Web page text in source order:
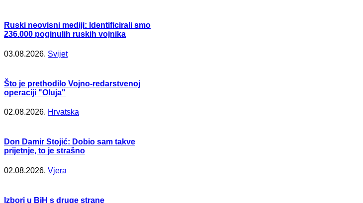
Ruski neovisni mediji: Identificirali smo
236.000 poginulih ruskih vojnika
03.08.2026. Svijet
Što je prethodilo Vojno-redarstvenoj
operaciji "Oluja"
02.08.2026. Hrvatska
Don Damir Stojić: Dobio sam takve
prijetnje, to je strašno
02.08.2026. Vjera
Izbori u BiH s druge strane